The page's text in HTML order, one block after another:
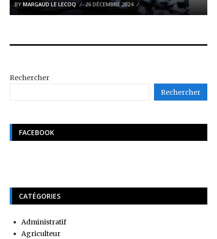
BY MARGAUD LE LECOQ 26 DÉCEMBRE 2024
Rechercher
Rechercher
FACEBOOK
CATÉGORIES
Administratif
Agriculteur